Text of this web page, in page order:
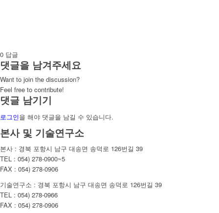
0 답글
댓글을 남겨주세요
Want to join the discussion?
Feel free to contribute!
댓글 남기기
로그인을 해야 댓글을 남길 수 있습니다.
본사 및 기술연구소
본사 : 경북 포항시 남구 대송면 송덕로 126번길 39
TEL : 054) 278-0900~5
FAX : 054) 278-0906
기술연구소 : 경북 포항시 남구 대송면 송덕로 126번길 39
TEL : 054) 278-0966
FAX : 054) 278-0906